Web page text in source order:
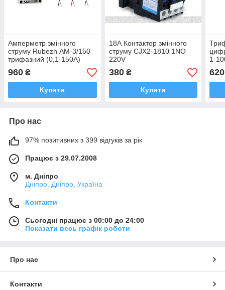
Амперметр змінного
струму Rubezh АМ-3/150
трифазний (0,1-150А)
960 ₴
Купити
18А Контактор змінного
струму CJX2-1810 1NO
220V
380₴
Купити
1-
620
Про нас
97% позитивних з 399 відгуків за рік
Працює з 29.07.2008
м. Дніпро
Дніпро, Дніпро, Україна
Контакти
Сьогодні працює з 00:00 до 24:00
Показати весь графік роботи
Про нас
Контакти